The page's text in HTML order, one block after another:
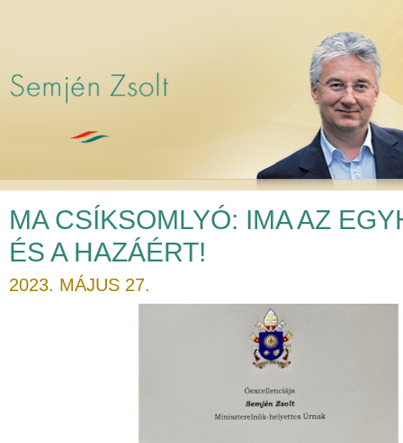
MA CSÍKSOMLYÓ: IMA AZ
ÉS A HAZÁÉRT!
2023. MÁJUS 27.